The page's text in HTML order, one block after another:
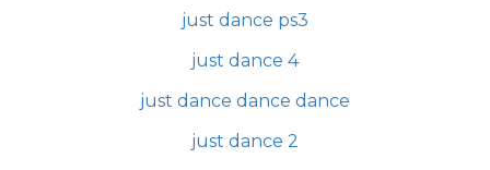
just dance ps3
just dance 4
just dance dance dance
just dance 2